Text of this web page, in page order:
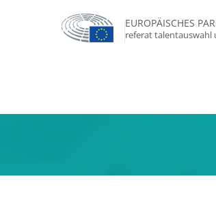
EUROPÄISCHES
referat talentauswahl